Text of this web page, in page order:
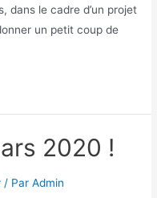
dans le cadre d’un projet
un petit coup de
2020 !
/ ParAdmin